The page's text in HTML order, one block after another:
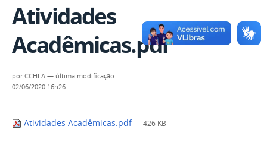
Atividades
Acadêmicas.pdf
porCCHLA — última modificação
02/06/2020 16h26
Atividades Acadêmicas.pdf — 426 KB